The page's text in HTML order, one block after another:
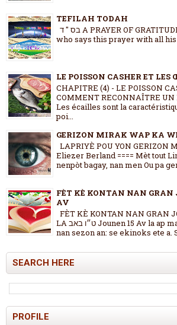
TEFILAH TODAH
who says this prayer with all
LE POISSON CASHER ET LES
CHAPITRE (4) - LE POISSON
COMMENT RECONNAÎTRE UN
Les écailles sont la
poi...
GERIZON MIRAK WAP KA
LAPRIYÈ POU YON GERIZON
Eliezer Berland ==== Mèt tout
nenpòt bagay, nan men Ou pa
FÈT KÈ KONTAN NAN GRAN
AV
FÈT KÈ KONTAN NAN GRAN
LA ט״ו באב Jounen 15 Av la ap make yon pwen vire
nan sezon an: se ekinoks ete a.
SEARCH HERE
PROFILE